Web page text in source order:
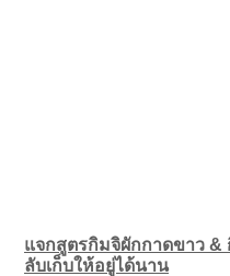
แจกสูตรกิมจิผักกาดขาว
ลับเก็บให้อยู่ได้นาน